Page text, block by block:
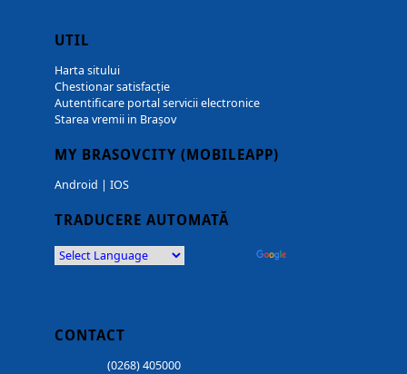
UTIL
Harta sitului
Chestionar satisfacție
Autentificare portal servicii electronice
Starea vremii in Brașov
MY BRASOVCITY (MOBILEAPP)
Android | IOS
TRADUCERE AUTOMATĂ
CONTACT
(0268) 405000